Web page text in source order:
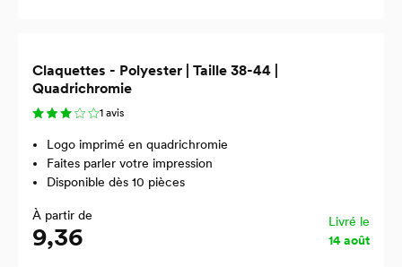
Claquettes - Polyester | Taille 38-44 |
Quadrichromie
1 avis
Logo imprimé en quadrichromie
Faites parler votre impression
Disponible dès 10 pièces
À partir de
9,36
Livré le
14 août